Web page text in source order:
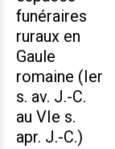
funéraires
ruraux en
Gaule
romaine (Ier
s. av. J.-C.
au VIe s.
apr. J.-C.)